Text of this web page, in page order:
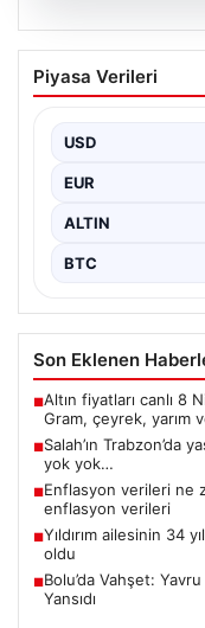
08.08.2026
Salah’ın
villa belli
Piyasa Verileri
USD
EUR
ALTIN
BTC
Son Eklenen
■Altın fiyatları canlı 8
Gram, çeyrek, yarım
■Salah’ın Trabzon’da
yok yok…
■Enflasyon verileri ne
enflasyon verileri
■Yıldırım ailesinin 34
oldu
■Bolu’da Vahşet:
Yansıdı